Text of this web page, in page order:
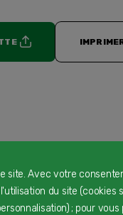
site. Avec votre
du site (cookies
; pour